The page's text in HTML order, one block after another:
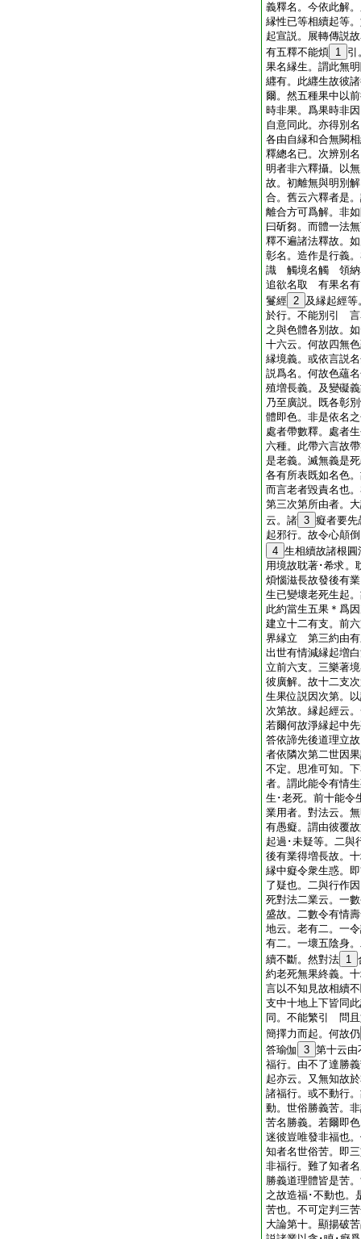
義釋名。今依此解
縁性已等相續起等
起宣説。展轉傳説
有五釋不能煩 1 引
果名縁生。謂此無
纒有。此纒生故彼
爾。然五種果中以
時非果。爲果時非
自意同此。亦得別
各由自縁和合無闕
釋總名已。次辨別
明者非六釋攝。以
故。初離無與明別
合。舊云六釋者是
離合方可爲解。非
曰斫芻。而體一法
釋不遍諸法釋故。
彰名。造作是行義
識 觸境名觸 領納
追欲名取 有果名
鬘經 2 及縁起經
於行。不能別引 言
之與色體各別故。
十六云。何故四無
縁境義。或依言説
説爲名。何故色蘊
殖増長義。及變礙
乃至廣説。既各彰
體即色。非是依名
處者帶數釋。處者
六種。此帶六言故
是老義。滅無義是
各有所表既如名色
而言老者毀責名也
第三次第所由者。
云。諸 3 癡者要先
起邪行。故令心顛
4 生相續故諸根圓
用境故耽著･希求。
煩惱滋長故發後有
生已變壞老死生起
此約當生五果＊爲
建立十二有支。前
界縁立 第三約由有
出世有情減縁起増
立前六支。三樂著
彼廣解。故十二支
生果位説因次第。
次第故。縁起經云
若爾何故淨縁起中
答依諦先後道理立
者依隣次第二世因
不定。思准可知。
者。謂此能令有情
生･老死。前十能令
業用者。對法云。
有愚癡。謂由彼覆
起過･未疑等。二與
後有業得増長故。
縁中癡令衆生惑。
了疑也。二與行作
死對法二業云。一
盛故。二數令有情
地云。老有二。一
有二。一壞五陰身
續不斷。然對法 1
約老死無果終義。
言以不知見故相續
支中十地上下皆同
同。不能繁引 問且
簡擇力而起。何故仍
答瑜伽
3 第十云由
福行。由不了達勝
起亦云。又無知故
諸福行。或不動行
動。世俗勝義苦。
苦名勝義。若爾即
迷彼豈唯發非福也
知者名世俗苦。即
非福行。難了知者
勝義道理體皆是苦
之故造福･不動也。
苦也。不可定判三
大論第十。顯揚破